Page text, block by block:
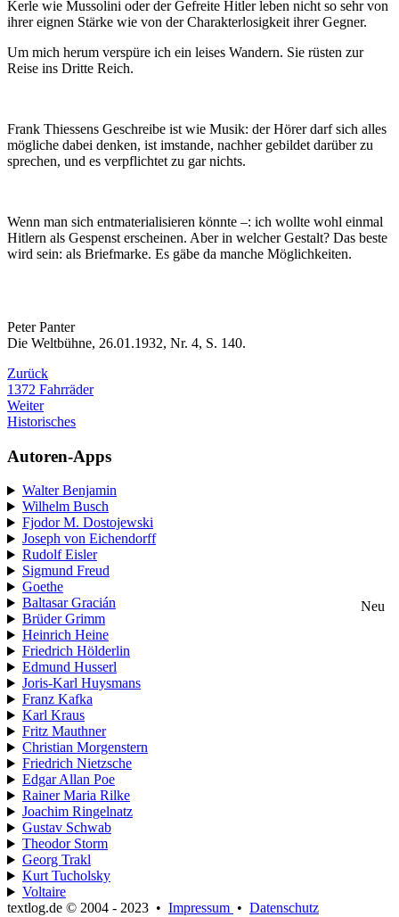
Kerle wie Mussolini oder der Gefreite Hitler leben nicht so sehr von
ihrer eignen Stärke wie von der Charakterlosigkeit ihrer Gegner.
Um mich herum verspüre ich ein leises Wandern. Sie rüsten zur
Reise ins Dritte Reich.
Frank Thiessens Geschreibe ist wie Musik: der Hörer darf sich alles
mögliche dabei denken, ist imstande, nachher gebildet darüber zu
sprechen, und es verpflichtet zu gar nichts.
Wenn man sich entmaterialisieren könnte –: ich wollte wohl einmal
Hitlern als Gespenst erscheinen. Aber in welcher Gestalt? Das beste
wird sein: als Briefmarke. Es gäbe da manche Möglichkeiten.
Peter Panter
Die Weltbühne, 26.01.1932, Nr. 4, S. 140.
Zurück
1372 Fahrräder
Weiter
Historisches
Autoren-Apps
Walter Benjamin
Wilhelm Busch
Fjodor M. Dostojewski
Joseph von Eichendorff
Rudolf Eisler
Sigmund Freud
Goethe
Baltasar Gracián
Neu
Brüder Grimm
Heinrich Heine
Friedrich Hölderlin
Edmund Husserl
Joris-Karl Huysmans
Franz Kafka
Karl Kraus
Fritz Mauthner
Christian Morgenstern
Friedrich Nietzsche
Edgar Allan Poe
Rainer Maria Rilke
Joachim Ringelnatz
Gustav Schwab
Theodor Storm
Georg Trakl
Kurt Tucholsky
Voltaire
textlog.de © 2004 - 2023 • Impressum • Datenschutz